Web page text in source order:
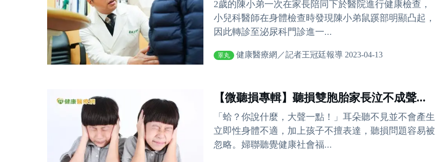
2歲的陳小弟一次在家長陪同下於醫院進行健康檢查，
小兒科醫師在身體檢查時發現陳小弟鼠蹊部明顯凸起，
因此轉診至泌尿科門診進一...
睪丸 健康醫療網／記者王冠廷報導 2023-04-13
【微聽損專輯】聽損雙胞胎家長泣不成聲...
「蛤？你說什麼，大聲一點！」耳朵聽不見並不會產生
立即性身體不適，加上孩子不擅表達，聽損問題容易被
忽略。婦聯聽覺健康社會福...